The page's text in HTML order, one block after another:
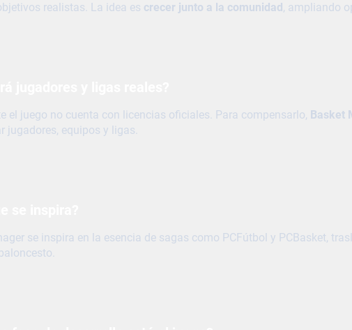
realistas. La idea es crecer junto a la comunidad , ampliando
el juego no cuenta con licencias oficiales. Para compensarlo, Basket
jugadores, equipos y ligas.
se inspira en la esencia de sagas como PCFútbol y PCBasket,